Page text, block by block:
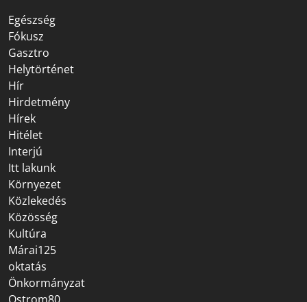
Egészség
Fókusz
Gasztro
Helytörténet
Hír
Hirdetmény
Hírek
Hitélet
Interjú
Itt lakunk
Környezet
Közlekedés
Közösség
Kultúra
Márai125
oktatás
Önkormányzat